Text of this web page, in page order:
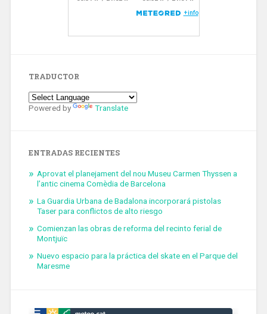
TRADUCTOR
Powered by Translate
ENTRADAS RECIENTES
Aprovat el planejament del nou Museu Carmen Thyssen a
l’antic cinema Comèdia de Barcelona
La Guardia Urbana de Badalona incorporará pistolas
Taser para conflictos de alto riesgo
Comienzan las obras de reforma del recinto ferial de
Montjuïc
Nuevo espacio para la práctica del skate en el Parque del
Maresme